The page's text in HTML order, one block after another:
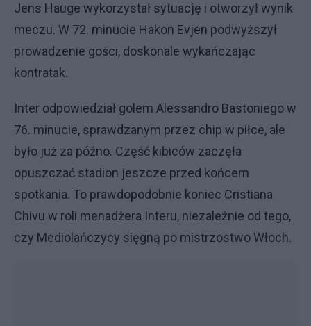
Jens Hauge wykorzystał sytuację i otworzył wynik
meczu. W 72. minucie Hakon Evjen podwyższył
prowadzenie gości, doskonale wykańczając
kontratak.
Inter odpowiedział golem Alessandro Bastoniego w
76. minucie, sprawdzanym przez chip w piłce, ale
było już za późno. Część kibiców zaczęła
opuszczać stadion jeszcze przed końcem
spotkania. To prawdopodobnie koniec Cristiana
Chivu w roli menadżera Interu, niezależnie od tego,
czy Mediolańczycy sięgną po mistrzostwo Włoch.